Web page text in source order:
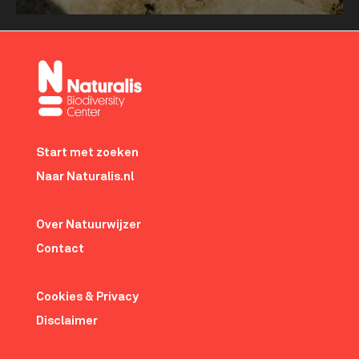
menu
Start met zoeken
Naar Naturalis.nl
Over Natuurwijzer
Contact
Cookies & Privacy
Disclaimer